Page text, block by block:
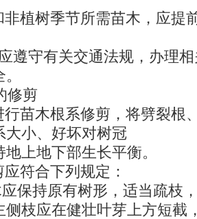
植树季节所需苗木，应提
遵守有关交通法规，办理
修剪
苗木根系修剪，将劈裂根
大小、好坏对树冠
上地下部生长平衡。
符合下列规定：
保持原有树形，适当疏枝
侧枝应在健壮叶芽上方短截